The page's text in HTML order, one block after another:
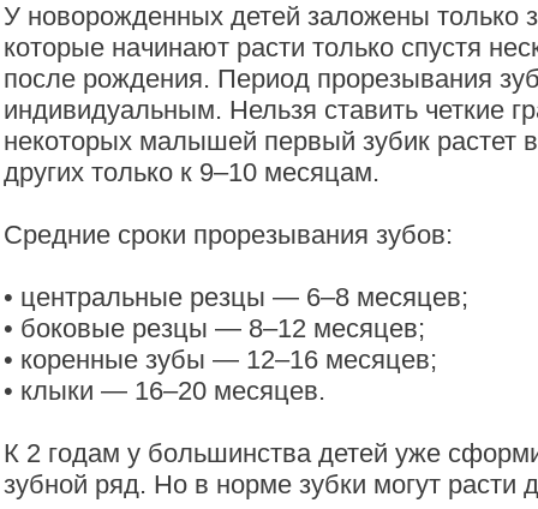
У новорожденных детей заложены только
которые начинают расти только спустя
после рождения. Период прорезывания
индивидуальным. Нельзя ставить четкие
некоторых малышей первый зубик растет
других только к 9–10 месяцам.
Средние сроки прорезывания зубов:
• центральные резцы — 6–8 месяцев;
• боковые резцы — 8–12 месяцев;
• коренные зубы — 12–16 месяцев;
• клыки — 16–20 месяцев.
К 2 годам у большинства детей уже
зубной ряд. Но в норме зубки могут расти